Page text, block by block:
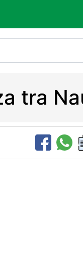
tra